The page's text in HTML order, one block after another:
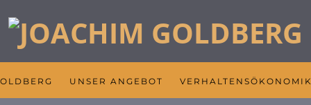
UNSER ANGEBOT VERHALTENSÖKONOMIK